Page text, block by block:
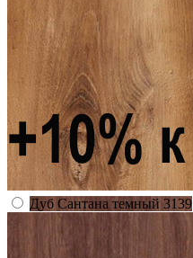
Дуб Сантана темный 3139